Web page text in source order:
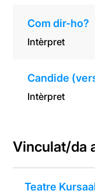
Com dir-ho?
Intèrpret
Candide
Intèrpret
Vinculat/da
Teatre